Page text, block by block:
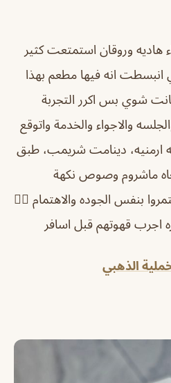
هاديه وروقان استمتعت كثير
انبسطت انه فيها مطعم بهذا
كانت شوي بس اكرر التجربة
والاجواء والخدمة واتوقع
ارمنيه، دينامت شريمب، طبق
ماشروم وصوص نكهة
بنفس الجوده والاهتمام 👍🏻
اجرب قهوتهم قبل اسافر
الذهبي